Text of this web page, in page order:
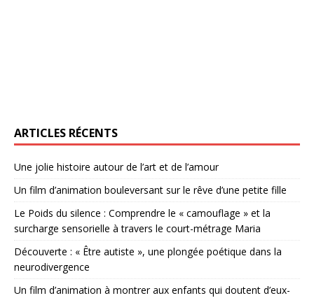
ARTICLES RÉCENTS
Une jolie histoire autour de l’art et de l’amour
Un film d’animation bouleversant sur le rêve d’une petite fille
Le Poids du silence : Comprendre le « camouflage » et la
surcharge sensorielle à travers le court-métrage Maria
Découverte : « Être autiste », une plongée poétique dans la
neurodivergence
Un film d’animation à montrer aux enfants qui doutent d’eux-